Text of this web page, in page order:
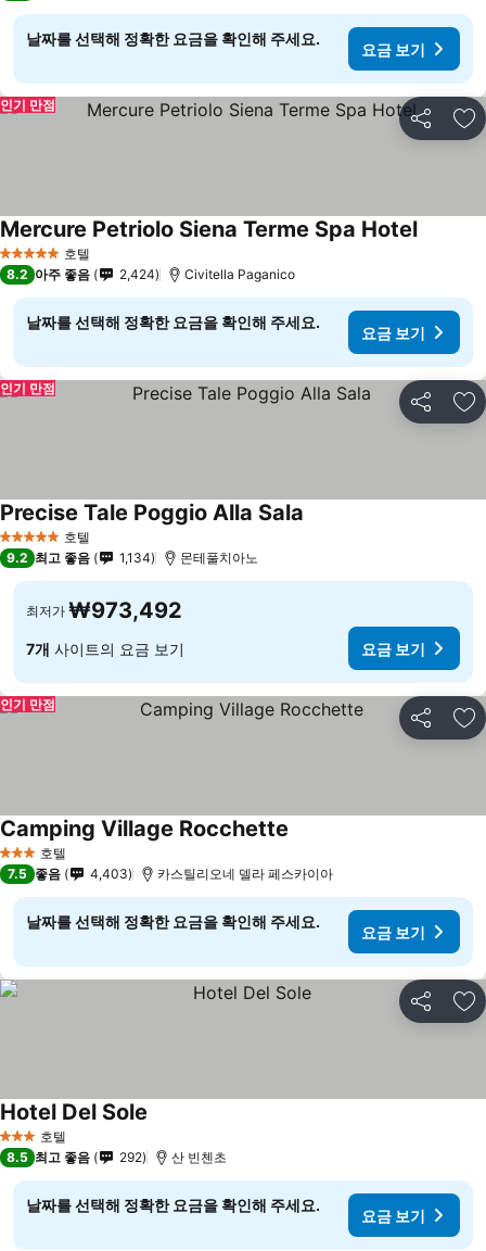
날짜를 선택해 정확한 요금을 확인해 주세요.
요금 보기
공유 즐
인기 만점
5 성급 호텔
Mercure Petriolo Siena Terme Spa Hotel요금 보
8.2 아주 좋음 2,424 Civitella Paganico
날짜를 선택해 정확한 요금을 확인해 주세요.
요금 보기
공유 즐
인기 만점
5 성급 호텔
Precise Tale Poggio Alla Sala
9.2 최고 좋음 1,134 몬테풀치아노
최저가 ₩973,492
7개 사이트의 요금 보기 요금 보기
공유 즐
인기 만점
3 성급 호텔
Camping Village Rocchette
7.5 좋음 4,403 카스틸리오네 델라 페스카이아
날짜를 선택해 정확한 요금을 확인해 주세요.
요금 보기
공유 즐
3 성급 호텔
Hotel Del Sole
8.5 최고 좋음 292 산 빈첸초
날짜를 선택해 정확한 요금을 확인해 주세요.
요금 보기